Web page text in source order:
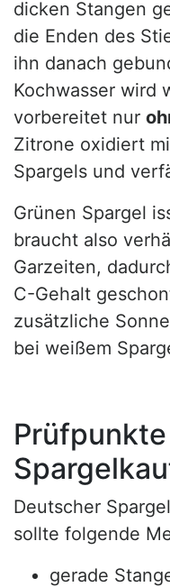
dicken Stangen
die Enden des
ihn danach
Kochwasser wird
vorbereitet nur
Zitrone oxidiert
Spargels und
Grünen Spargel
braucht also
Garzeiten,
C-Gehalt
zusätzliche
bei weißem
Deutscher
sollte folgende
gerade